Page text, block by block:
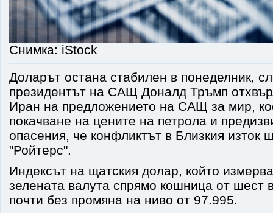
Снимка: iStock
Доларът остана стабилен в понеделник,
президентът на САЩ Доналд Тръмп
Иран на предложението на САЩ за мир,
покачване на цените на петрола и
опасения, че конфликтът в Близкия изток
"Ройтерс".
Индексът на щатския долар, който
зелената валута спрямо кошница от шест
почти без промяна на ниво от 97.995.